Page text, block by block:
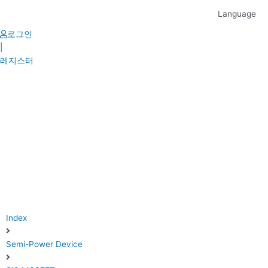
content
Language
로그인
레지스터
Index
Semi-Power Device